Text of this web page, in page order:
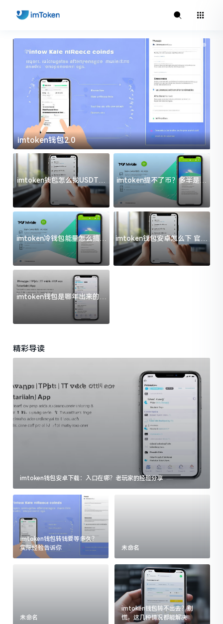
imtoken钱包2.0
imtoken钱包怎么找USDT地
址？三步搞定不踩坑
imtoken提不了币？多半是这
几件事没处理好
imtoken冷钱包能量怎么搞？
过来人告诉你门道
imtoken钱包安卓怎么下 官方
渠道避坑指南
imtoken钱包是哪年出来的？
一文给你说清楚
精彩导读
imtoken钱包安卓下载：入口在哪？老玩家的经验分享
imtoken钱包转钱要等多久？
实际经验告诉你
未命名
未命名
imtoken钱包转不出去？别
慌，这几种情况都能解决